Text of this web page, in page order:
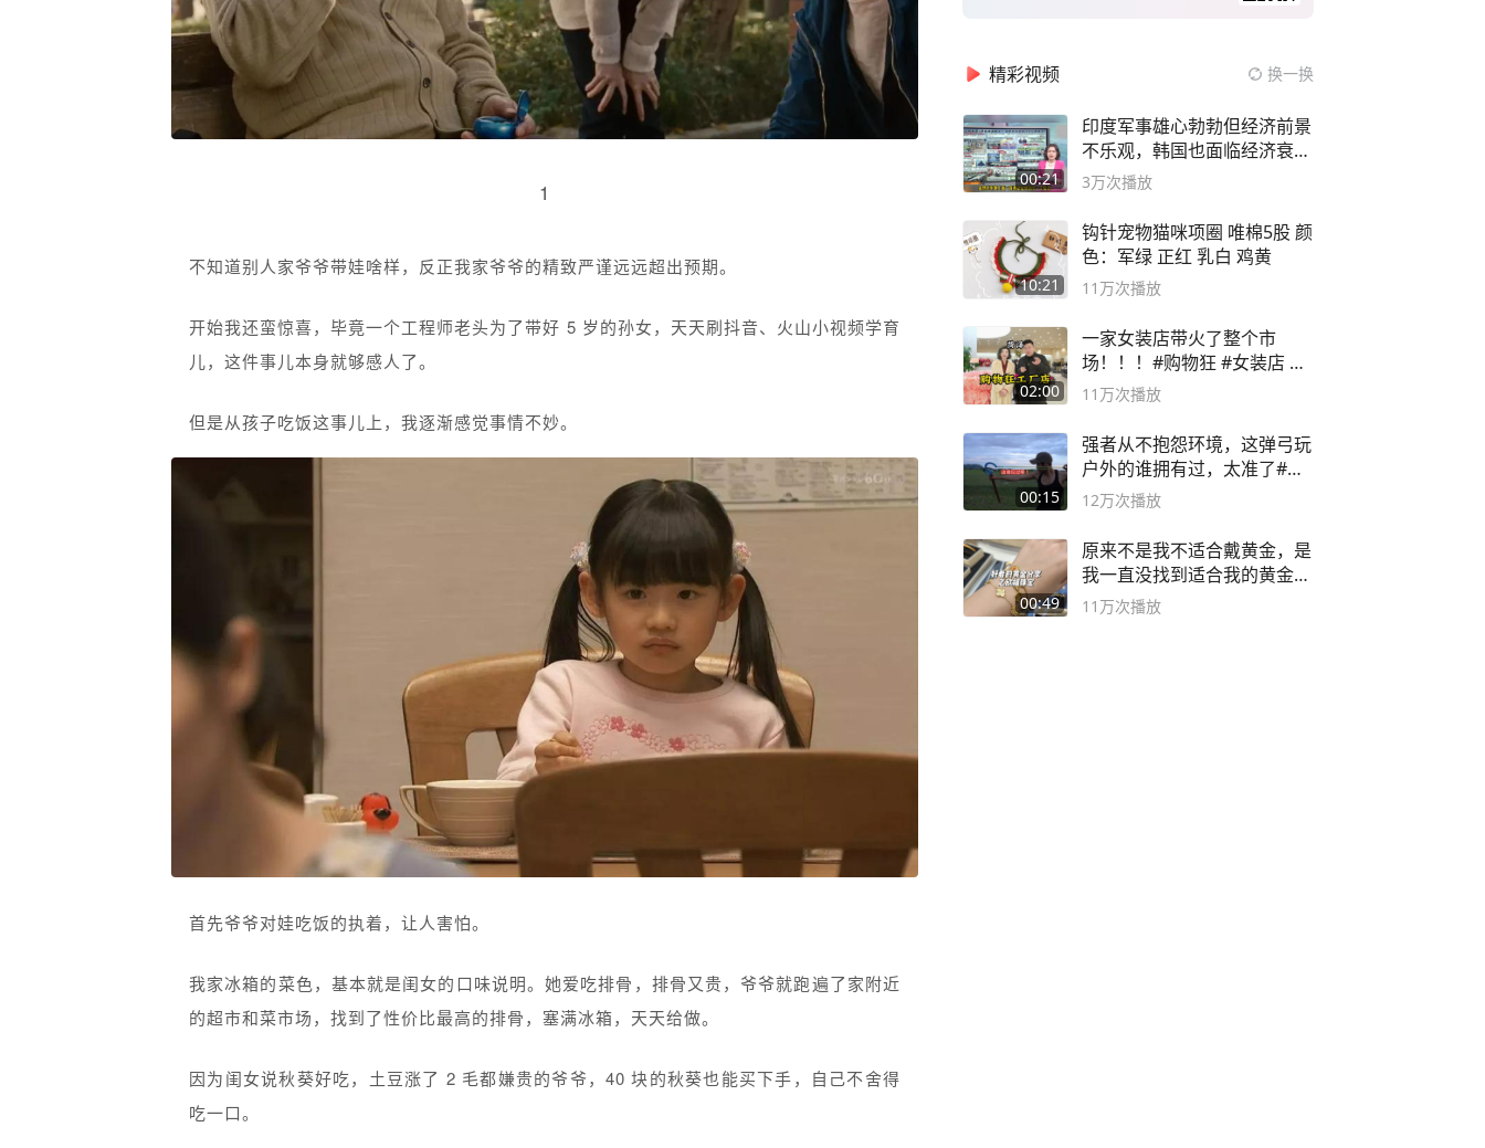
1
不知道别人家爷爷带娃啥样，反正我家爷爷的精致严谨远远超出预期。
开始我还蛮惊喜，毕竟一个工程师老头为了带好 5 岁的孙女，天天刷抖音、火山小视频学育
儿，这件事儿本身就够感人了。
但是从孩子吃饭这事儿上，我逐渐感觉事情不妙。
首先爷爷对娃吃饭的执着，让人害怕。
我家冰箱的菜色，基本就是闺女的口味说明。她爱吃排骨，排骨又贵，爷爷就跑遍了家附近
的超市和菜市场，找到了性价比最高的排骨，塞满冰箱，天天给做。
因为闺女说秋葵好吃，土豆涨了 2 毛都嫌贵的爷爷，40 块的秋葵也能买下手，自己不舍得
吃一口。
精彩视频 换一换
00:21
印度军事雄心勃勃但经济前景
不乐观，韩国也面临经济衰退
风险
3万次播放
10:21
钩针宠物猫咪项圈 唯棉5股 颜
色：军绿 正红 乳白 鸡黄
11万次播放
02:00
一家女装店带火了整个市
场！！！#购物狂 #女装店 #
高品质女装
11万次播放
00:15
强者从不抱怨环境，这弹弓玩
户外的谁拥有过，太准了#弹
弓#户外
12万次播放
00:49
原来不是我不适合戴黄金，是
我一直没找到适合我的黄金
😭
11万次播放